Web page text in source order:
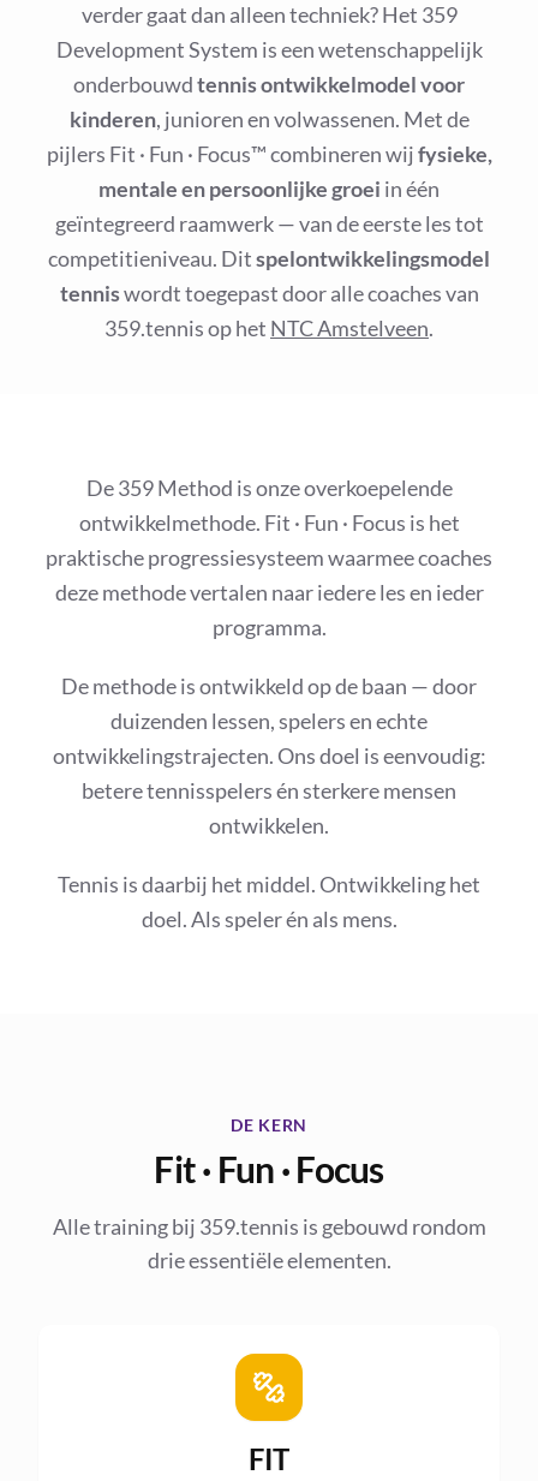
verder gaat dan alleen techniek? Het 359
Development System is een wetenschappelijk
onderbouwdtennis ontwikkelmodel voor
kinderen, junioren en volwassenen. Met de
pijlers Fit · Fun · Focus™ combineren wijfysieke,
mentale en persoonlijke groei in één
geïntegreerd raamwerk — van de eerste les tot
competitieniveau. Ditspelontwikkelingsmodel
tenniswordt toegepast door alle coaches van
359.tennis op het NTC Amstelveen.
De 359 Method is onze overkoepelende
ontwikkelmethode. Fit · Fun · Focus is het
praktische progressiesysteem waarmee coaches
deze methode vertalen naar iedere les en ieder
programma.
De methode is ontwikkeld op de baan — door
duizenden lessen, spelers en echte
ontwikkelingstrajecten. Ons doel is eenvoudig:
betere tennisspelers én sterkere mensen
ontwikkelen.
Tennis is daarbij het middel. Ontwikkeling het
doel. Als speler én als mens.
DE KERN
Fit · Fun · Focus
Alle training bij 359.tennis is gebouwd rondom
drie essentiële elementen.
FIT